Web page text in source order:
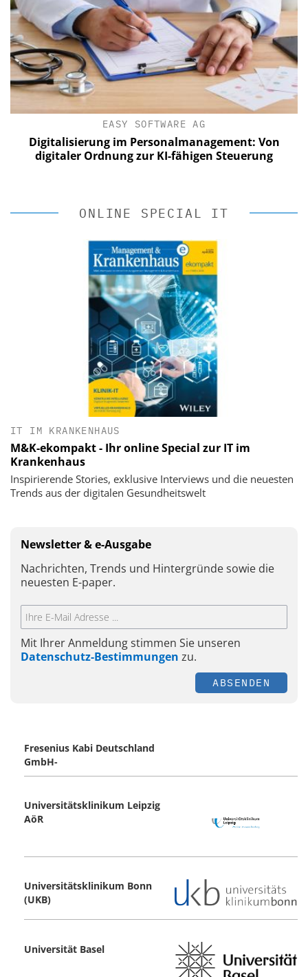
Von
EASY SOFTWARE AG
Digitalisierung im
digitaler Ordnung zur KI-fähigen
ONLINE SPECIAL IT
IT IM KRANKENHAUS
M&K-ekompakt - Ihr online Special zur IT im
Krankenhaus
Inspirierende Stories, exklusive Interviews und die neuesten
Trends aus der digitalen Gesundheitswelt
Newsletter & e-Ausgabe
Nachrichten, Trends und Hintergründe sowie die
neuesten E-paper.
Mit Ihrer Anmeldung stimmen Sie unseren
Datenschutz-Bestimmungen zu.
ABSENDEN
Fresenius Kabi Deutschland
GmbH-
Universitätsklinikum Leipzig
AöR
Universitätsklinikum Bonn
(UKB)
Universität Basel